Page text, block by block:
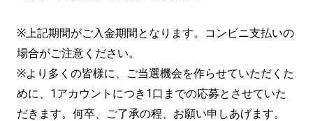
※上記期間がご入金期間となります。コンビニ支払いの
場合がご注意ください。
※より多くの皆様に、ご当選機会を作らせていただくた
めに、1アカウントにつき1口までの応募とさせていた
だきます。何卒、ご了承の程、お願い申しあげます。